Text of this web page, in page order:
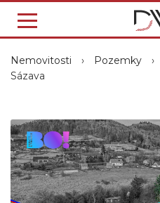
Nemovitosti › Pozemky ›
Sázava